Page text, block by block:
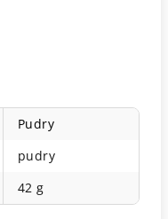
Pudry
pudry
42 g